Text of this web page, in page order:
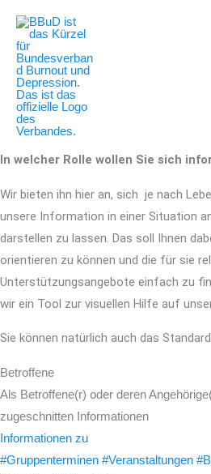
Inhalt
springen
In welcher Rolle wollen Sie sich
Wir bieten ihn hier an, sich je nach
unsere Information in einer Situation
darstellen zu lassen. Das soll Ihnen
orientieren zu können und die für sie
Unterstützungsangebote einfach zu
wir ein Tool zur visuellen Hilfe auf
Sie können natürlich auch das
Betroffene
Als Betroffene(r) oder deren
zugeschnitten Informationen
Informationen zu
#Gruppenterminen #Veranstaltungen